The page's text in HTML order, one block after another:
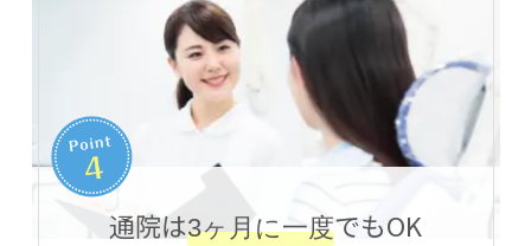
通院は3ヶ月に一度でもOK